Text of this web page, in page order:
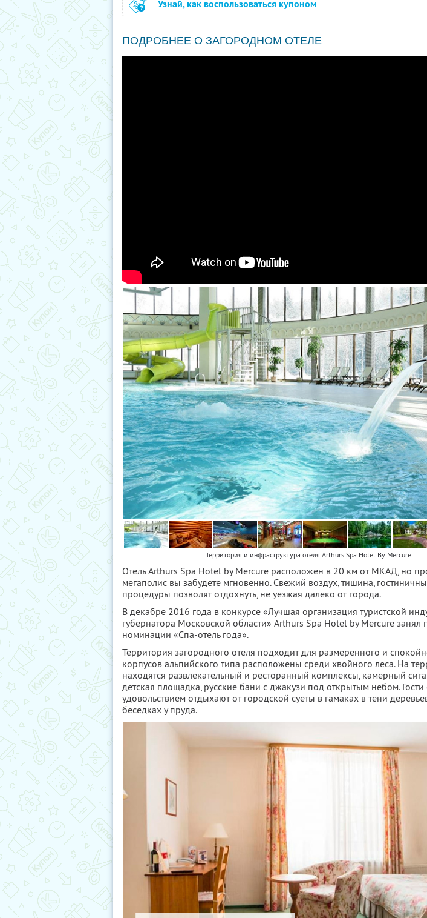
Узнай, как воспользоваться купоном
ПОДРОБНЕЕ О ЗАГОРОДНОМ ОТЕЛЕ
Территория и инфраструктура отеля Arthurs Spa Hotel By Mercure
Отель Arthurs Spa Hotel by Mercure расположен в 20 км от МКАД, но
мегаполис вы забудете мгновенно. Свежий воздух, тишина,
процедуры позволят отдохнуть, не уезжая далеко от города.
В декабре 2016 года в конкурсе «Лучшая организация туристской
губернатора Московской области» Arthurs Spa Hotel by Mercure занял
номинации «Спа-отель года».
Территория загородного отеля подходит для размеренного и
корпусов альпийского типа расположены среди хвойного леса. На
находятся развлекательный и ресторанный комплексы, камерный
детская площадка, русские бани с джакузи под открытым небом. Гости
удовольствием отдыхают от городской суеты в гамаках в тени
беседках у пруда.